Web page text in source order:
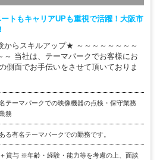
トもキャリアUPも重視で活躍！大阪市
からスキルアップ★ ～～～～～～～～
～ 当社は、テーマパークでお客様にお
側面でお手伝いをさせて頂いておりま
テーマパークでの映像機器の点検・保守業務
務
る有名テーマパークでの勤務です。
賞与 ※年齢・経験・能力等を考慮の上、面談